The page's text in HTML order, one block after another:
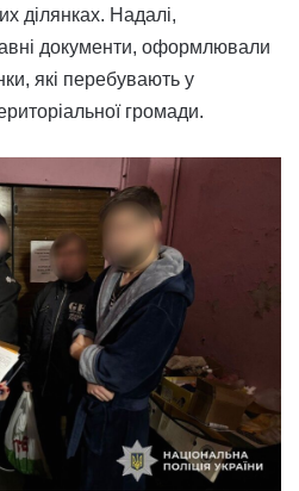
ділянках. Надалі,
документи, оформлювали
які перебувають у
громади.